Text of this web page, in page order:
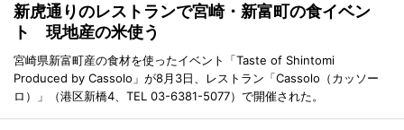
新虎通りのレストランで宮崎・新富町の食イベン
ト 現地産の米使う
宮崎県新富町産の食材を使ったイベント「Taste of Shintomi
Produced by Cassolo」が8月3日、レストラン「Cassolo（カッソー
ロ）」（港区新橋4、TEL 03-6381-5077）で開催された。